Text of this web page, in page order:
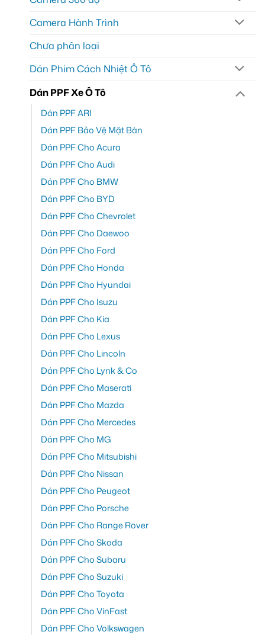
Camera Hành Trình
Chưa phân loại
Dán Phim Cách Nhiệt Ô Tô
Dán PPF Xe Ô Tô
Dán PPF ARI
Dán PPF Bảo Vệ Mặt Bàn
Dán PPF Cho Acura
Dán PPF Cho Audi
Dán PPF Cho BMW
Dán PPF Cho BYD
Dán PPF Cho Chevrolet
Dán PPF Cho Daewoo
Dán PPF Cho Ford
Dán PPF Cho Honda
Dán PPF Cho Hyundai
Dán PPF Cho Isuzu
Dán PPF Cho Kia
Dán PPF Cho Lexus
Dán PPF Cho Lincoln
Dán PPF Cho Lynk & Co
Dán PPF Cho Maserati
Dán PPF Cho Mazda
Dán PPF Cho Mercedes
Dán PPF Cho MG
Dán PPF Cho Mitsubishi
Dán PPF Cho Nissan
Dán PPF Cho Peugeot
Dán PPF Cho Porsche
Dán PPF Cho Range Rover
Dán PPF Cho Skoda
Dán PPF Cho Subaru
Dán PPF Cho Suzuki
Dán PPF Cho Toyota
Dán PPF Cho VinFast
Dán PPF Cho Volkswagen